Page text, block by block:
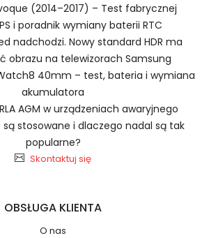
Baterie do Radiotelefonów HQT
baterii
żywotność Baterie do
GH-K1?
(2014–2017) – Test fabrycznej
i poradnik wymiany baterii RTC
nadchodzi. Nowy standard HDR ma
obrazu na telewizorach Samsung
40mm – test, bateria i wymiana
akumulatora
AGM w urządzeniach awaryjnego
są stosowane i dlaczego nadal są tak
popularne?
Skontaktuj się
OBSŁUGA KLIENTA
O nas